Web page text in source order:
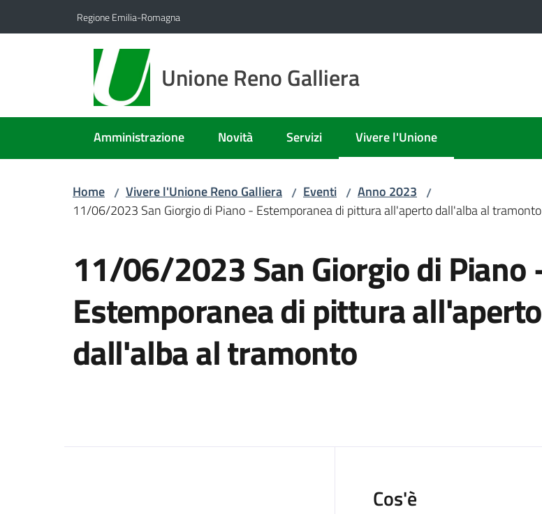
Regione Emilia-Romagna
Unione Reno Galliera
Amministrazione Novità Servizi Vivere l'Unione
Menu selezionato
Home / Vivere l'Unione Reno Galliera / Eventi / Anno 2023 /
11/06/2023 San Giorgio di Piano - Estemporanea di pittura all'aperto dall'alba al tramonto
11/06/2023 San Giorgio di Piano
Estemporanea di pittura all'aperto
dall'alba al tramonto
Cos'è